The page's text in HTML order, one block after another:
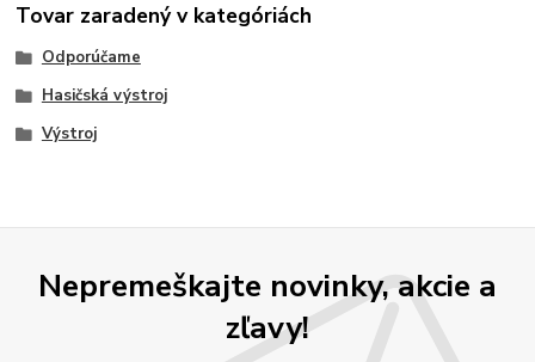
Tovar zaradený v kategóriách
Odporúčame
Hasičská výstroj
Výstroj
Nepremeškajte novinky, akcie a
zľavy!